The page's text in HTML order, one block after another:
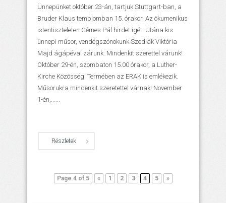
Ünnepünket október 23-án, tartjuk Stuttgart-ban, a
Bruder Klaus templomban 15. órakor. Az ökumenikus
istentiszteleten Gémes Pál hirdet igét. Utána kis
ünnepi műsor, vendégszónokunk Szedlák Viktória
Majd ágápéval zárunk. Mindenkit szerettel várunk!
Október 29-én, szombaton 15.00 órakor, a Luther-
Kirche Közösségi Termében az ERAK is emlékezik.
Műsorukra mindenkit szeretettel várnak! November
1-én,......
Részletek
Page 4 of 5 « 1 2 3 4 5 »